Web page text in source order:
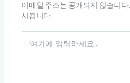
이메일 주소는 공개되지 않습니다.
시됩니다